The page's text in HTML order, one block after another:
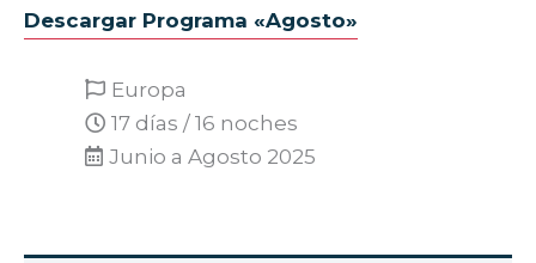
Descargar Programa «Agosto»
Europa
17 días / 16 noches
Junio a Agosto 2025